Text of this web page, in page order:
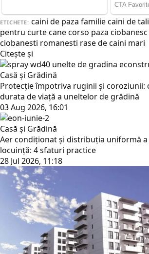
ETICHETE: caini de paza familiecaini de
pentru curtecane corso paza
ciobanesti romanesti rase de caini mari
Citește și
Casă și Grădină
Protecție împotriva ruginii și coroziunii:
durata de viață a uneltelor de grădină
03 Aug 2026, 16:01
Casă și Grădină
Aer condiționat și distribuția uniformă
locuință: 4 sfaturi practice
28 Jul 2026, 11:18